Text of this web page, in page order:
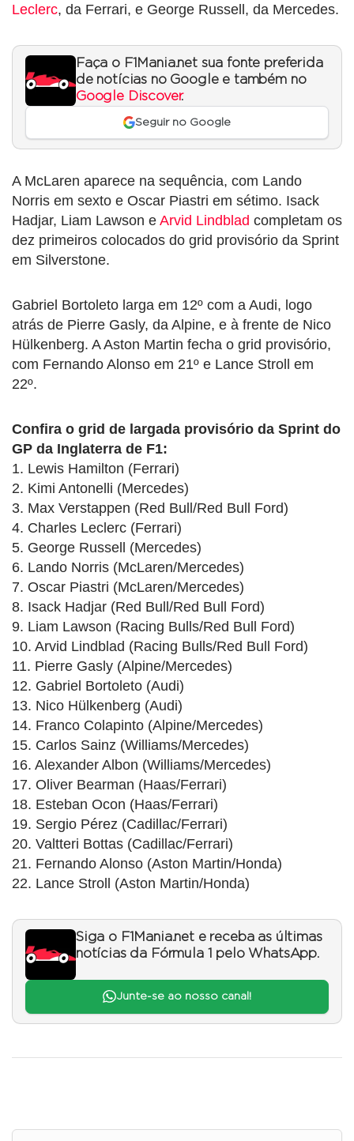
Leclerc, da Ferrari, e George Russell, da Mercedes.
Faça o F1Mania.net sua fonte preferida
de notícias no Google e também no
Google Discover.
Seguir no Google
A McLaren aparece na sequência, com Lando
Norris em sexto e Oscar Piastri em sétimo. Isack
Hadjar, Liam Lawson e Arvid Lindblad completam os
dez primeiros colocados do grid provisório da Sprint
em Silverstone.
Gabriel Bortoleto larga em 12º com a Audi, logo
atrás de Pierre Gasly, da Alpine, e à frente de Nico
Hülkenberg. A Aston Martin fecha o grid provisório,
com Fernando Alonso em 21º e Lance Stroll em
22º.
Confira o grid de largada provisório da Sprint do
GP da Inglaterra de F1:
1. Lewis Hamilton (Ferrari)
2. Kimi Antonelli (Mercedes)
3. Max Verstappen (Red Bull/Red Bull Ford)
4. Charles Leclerc (Ferrari)
5. George Russell (Mercedes)
6. Lando Norris (McLaren/Mercedes)
7. Oscar Piastri (McLaren/Mercedes)
8. Isack Hadjar (Red Bull/Red Bull Ford)
9. Liam Lawson (Racing Bulls/Red Bull Ford)
10. Arvid Lindblad (Racing Bulls/Red Bull Ford)
11. Pierre Gasly (Alpine/Mercedes)
12. Gabriel Bortoleto (Audi)
13. Nico Hülkenberg (Audi)
14. Franco Colapinto (Alpine/Mercedes)
15. Carlos Sainz (Williams/Mercedes)
16. Alexander Albon (Williams/Mercedes)
17. Oliver Bearman (Haas/Ferrari)
18. Esteban Ocon (Haas/Ferrari)
19. Sergio Pérez (Cadillac/Ferrari)
20. Valtteri Bottas (Cadillac/Ferrari)
21. Fernando Alonso (Aston Martin/Honda)
22. Lance Stroll (Aston Martin/Honda)
Siga o F1Mania.net e receba as últimas
notícias da Fórmula 1 pelo WhatsApp.
Junte-se ao nosso canal!